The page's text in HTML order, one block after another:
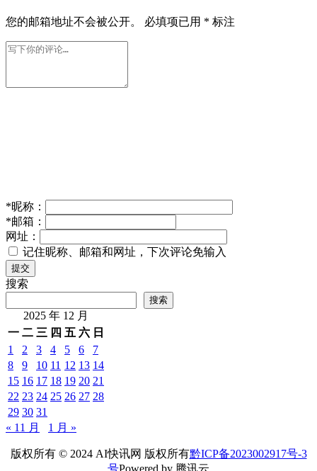
您的邮箱地址不会被公开。 必填项已用 * 标注
*昵称：
*邮箱：
网址：
记住昵称、邮箱和网址，下次评论免输入
提交
搜索
搜索
2025 年 12 月
一 二 三 四 五 六 日
1
2 3 4 5 6
7
8
9 10 11 12 13 14
15 16 17 18 19 20 21
22 23 24 25 26 27 28
29 30 31
« 11 月
1 月 »
版权所有 © 2024 AI快讯网 版权所有黔ICP备2023002917号-3
号Powered by 腾讯云